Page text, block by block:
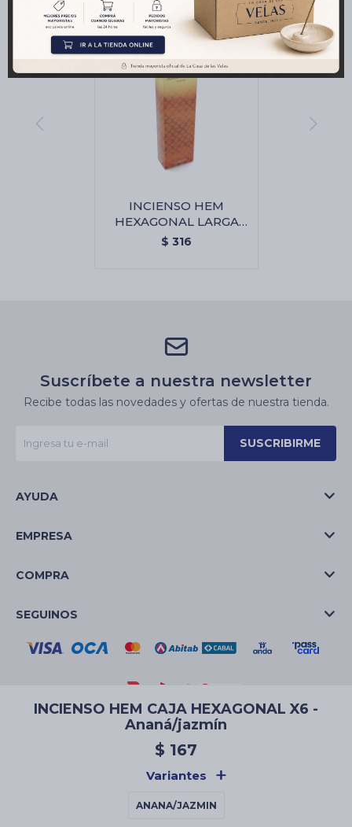
INCIENSO HEM CAJA HEXAGONAL X6 -
Ananá/jazmín
$ 167
Variantes
ANANA/JAZMIN
INCIENSO HEM
HEXAGONAL LARGA
CAJA X6 - Ambar
$ 316
Suscríbete a nuestra newsletter
Recibe todas las novedades y ofertas de nuestra tienda.
SUSCRIBIRME
AYUDA
EMPRESA
COMPRA
SEGUINOS
© Copyright 2026 / La Casa de las Velas